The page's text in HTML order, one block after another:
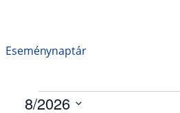
Eseménynaptár